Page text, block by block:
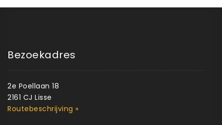
Bezoekadres
2e Poellaan 18
2161 CJ Lisse
Routebeschrijving »